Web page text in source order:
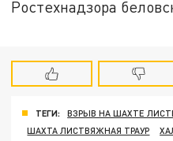
Ростехнадзора
ТЕГИ:
ВЗРЫВ НА ШАХТЕ
ШАХТА ЛИСТВЯЖНАЯ ТРАУР